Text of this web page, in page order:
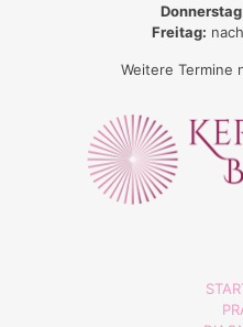
Freitag:
Weitere Termine